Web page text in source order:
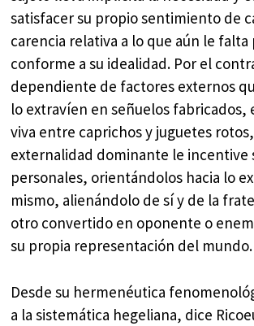
satisfacer su propio sentimiento de
carencia relativa a lo que aún le falta
conforme a su idealidad. Por el
dependiente de factores externos
lo extravíen en señuelos
viva entre caprichos y juguetes
externalidad dominante le incentive
personales, orientándolos hacia lo
mismo, alienándolo de sí y de la
otro convertido en oponente o
su propia representación del mundo.
Desde su hermenéutica
a la sistemática hegeliana, dice